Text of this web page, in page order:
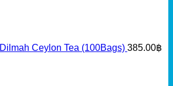
Dilmah Ceylon Tea (100Bags) 385.00฿